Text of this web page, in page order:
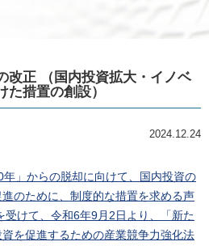
g
t
o
改正 （国内投資拡大・イノベ
た措置の創設）
2024.12.24
」からの脱却に向けて、国内投資の
のために、制度的な措置を求める声
けて、令和6年9月2日より、「新た
を促進するための産業競争力強化法